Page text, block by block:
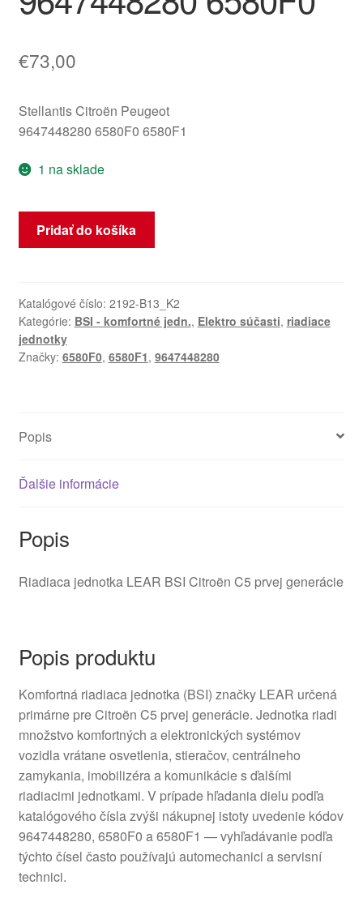
€73,00
Stellantis Citroën Peugeot
9647448280 6580F0 6580F1
1 na sklade
množstvo
Riadiaca
LEAR
BSI
Citroën
C5
Pridať do košíka
Katalógové číslo: 2192-B13_K2
Kategórie: BSI - komfortné jedn., Elektro súčasti, riadiace
jednotky
Značky: 6580F0, 6580F1, 9647448280
Popis
Ďalšie informácie
Popis
Riadiaca jednotka LEAR BSI Citroën C5 prvej generácie
Popis produktu
Komfortná riadiaca jednotka (BSI) značky LEAR určená
primárne pre Citroën C5 prvej generácie. Jednotka riadi
množstvo komfortných a elektronických systémov
vozidla vrátane osvetlenia, stieračov, centrálneho
zamykania, imobilizéra a komunikácie s ďalšími
riadiacimi jednotkami. V prípade hľadania dielu podľa
katalógového čísla zvýši nákupnej istoty uvedenie kódov
9647448280, 6580F0 a 6580F1 — vyhľadávanie podľa
týchto čísel často používajú automechanici a servisní
technici.